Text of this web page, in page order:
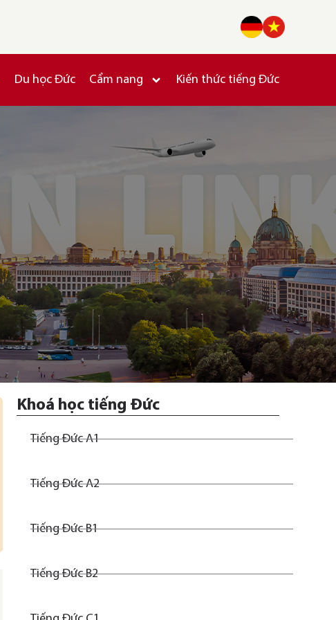
Du học Đức Cẩm nang Kiến thức tiếng Đức
Khoá học tiếng Đức
Tiếng Đức A1
Tiếng Đức A2
Tiếng Đức B1
Tiếng Đức B2